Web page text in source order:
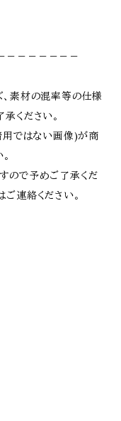
－－－－－－－
素材の混率等の仕様
ください。
用ではない画像)が商
ので予めご了承くだ
連絡ください。